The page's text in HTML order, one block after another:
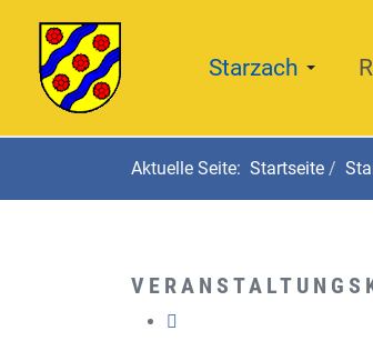
Starzach
Aktuelle Seite: Startseite